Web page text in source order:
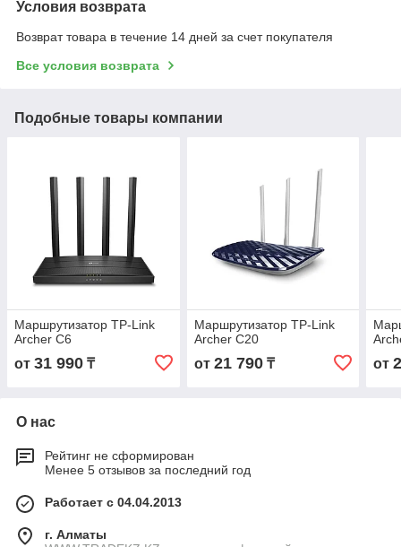
Условия возврата
Возврат товара в течение 14 дней за счет покупателя
Все условия возврата
Подобные товары компании
Маршрутизатор TP-Link
Archer C6
от 31 990 ₸
Маршрутизатор TP-Link
Archer C20
от 21 790₸ от
О нас
Рейтинг не сформирован
Менее 5 отзывов за последний год
Работает с 04.04.2013
г. Алматы